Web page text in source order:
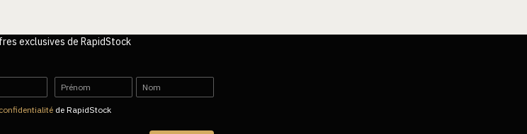
de
exclusives de RapidStock
Name Name
de RapidStock